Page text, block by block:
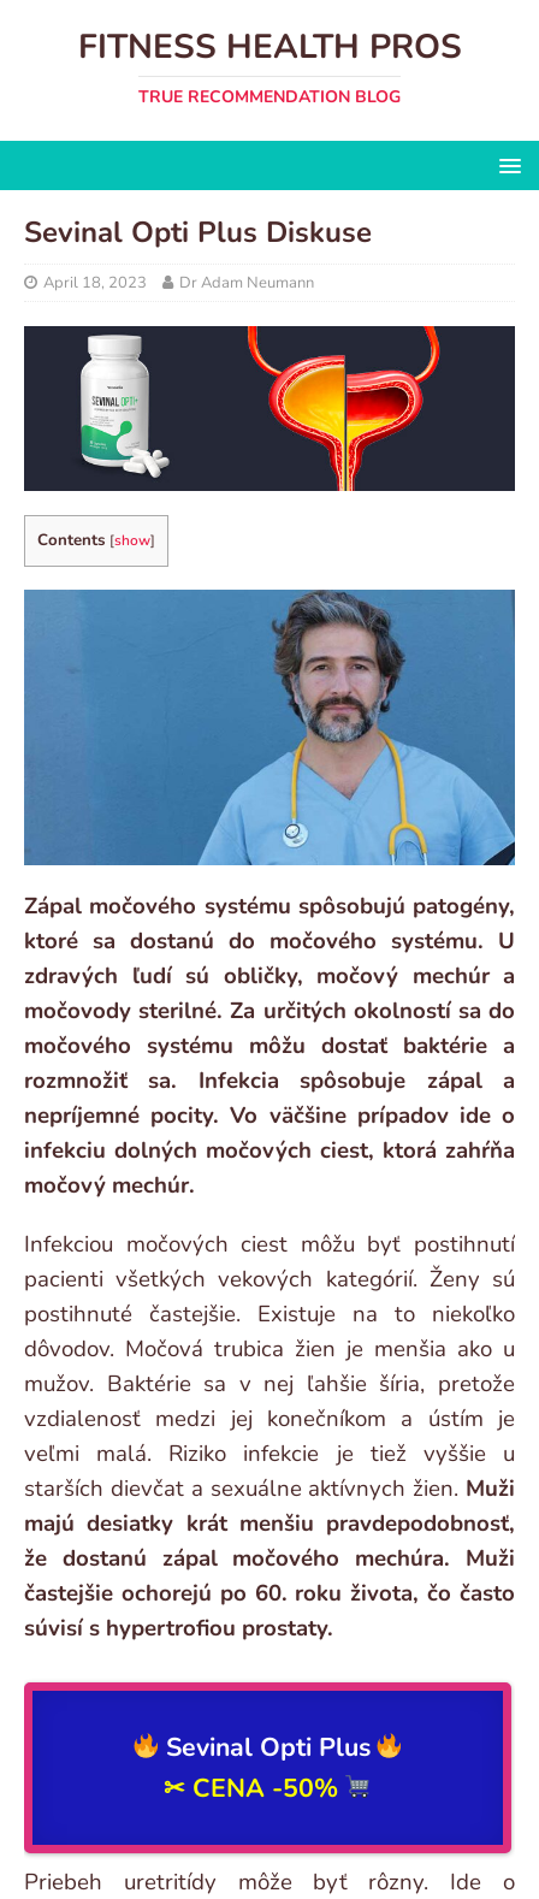
FITNESS HEALTH PROS
TRUE RECOMMENDATION BLOG
Sevinal Opti Plus Diskuse
April 18, 2023 Dr Adam Neumann
Contents [show]
Zápal močového systému spôsobujú patogény,
ktoré sa dostanú do močového systému. U
zdravých ľudí sú obličky, močový mechúr a
močovody sterilné. Za určitých okolností sa do
močového systému môžu dostať baktérie a
rozmnožiť sa. Infekcia spôsobuje zápal a
nepríjemné pocity. Vo väčšine prípadov ide o
infekciu dolných močových ciest, ktorá zahŕňa
močový mechúr.
Infekciou močových ciest môžu byť postihnutí
pacienti všetkých vekových kategórií. Ženy sú
postihnuté častejšie. Existuje na to niekoľko
dôvodov. Močová trubica žien je menšia ako u
mužov. Baktérie sa v nej ľahšie šíria, pretože
vzdialenosť medzi jej konečníkom a ústím je
veľmi malá. Riziko infekcie je tiež vyššie u
starších dievčat a sexuálne aktívnych žien. Muži
majú desiatky krát menšiu pravdepodobnosť,
že dostanú zápal močového mechúra. Muži
častejšie ochorejú po 60. roku života, čo často
súvisí s hypertrofiou prostaty.
Sevinal Opti Plus
✂ CENA-50%
Priebeh uretritídy môže byť rôzny. Ide o